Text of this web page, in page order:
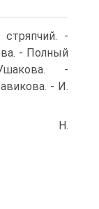
-
- Полный
-
- И.
Н.